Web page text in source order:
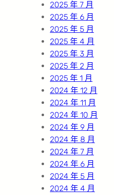
2025 年 7 月
2025 年 6 月
2025 年 5 月
2025 年 4 月
2025 年 3 月
2025 年 2 月
2025 年 1 月
2024 年 12 月
2024 年 11 月
2024 年 10 月
2024 年 9 月
2024 年 8 月
2024 年 7 月
2024 年 6 月
2024 年 5 月
2024 年 4 月